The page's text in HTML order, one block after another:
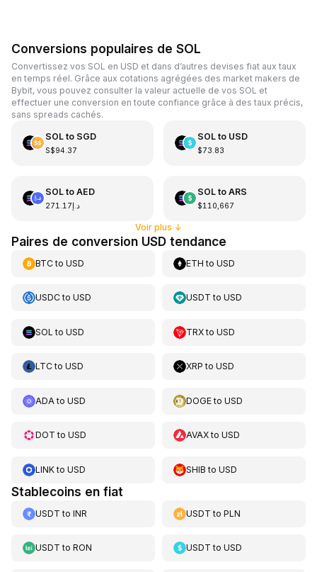
Conversions populaires de SOL
Convertissez vos SOL en USD et dans d’autres devises fiat aux taux
en temps réel. Grâce aux cotations agrégées des market makers de
Bybit, vous pouvez consulter la valeur actuelle de vos SOL et
effectuer une conversion en toute confiance grâce à des taux précis,
sans spreads cachés.
SOLto SGD
S$94.37
SOLto USD
$73.83
SOLto AED
د.إ271.17
SOLto ARS
$110,667
Voir plus ↓
Paires de conversion USD tendance
BTCto USD ETH toUSD
USDCto USD USDT toUSD
SOL to USD TRXtoUSD
LTCto USD XRP toUSD
ADA to USD DOGEtoUSD
DOT to USD AVAXtoUSD
LINKto USD SHIB toUSD
Stablecoins en fiat
USDT to INR USDT toPLN
USDT to RON USDT toUSD